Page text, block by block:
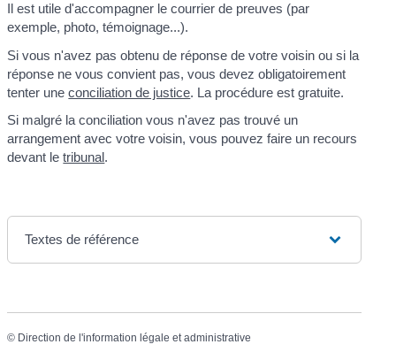
Il est utile d'accompagner le courrier de preuves (par
exemple, photo, témoignage...).
Si vous n'avez pas obtenu de réponse de votre voisin ou si la
réponse ne vous convient pas, vous devez obligatoirement
tenter uneconciliation de justice. La procédure est gratuite.
Si malgré la conciliation vous n'avez pas trouvé un
arrangement avec votre voisin, vous pouvez faire un recours
devant letribunal.
Textes de référence
© Direction de l'information légale et administrative